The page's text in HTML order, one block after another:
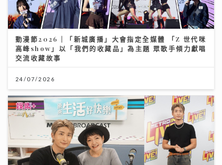
動漫節2026｜「新城廣播」大會指定全媒體 「Z 世代咪
高峰show」以「我們的收藏品」為主題 眾歌手傾力獻唱
交流收藏故事
24/07/2026